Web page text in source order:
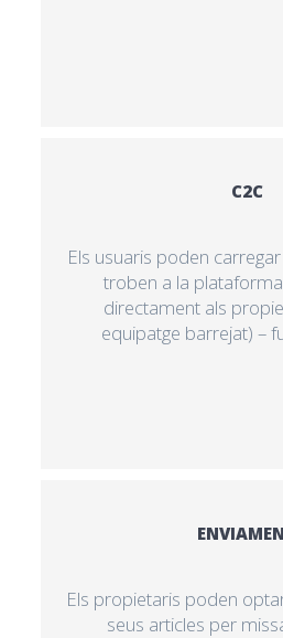
C2C
Els usuaris poden
troben a la
directament als
equipatge barrejat) –
Els propietaris poden
seus articles per